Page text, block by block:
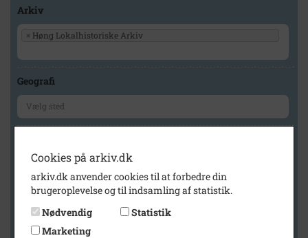
Arkiv
× Høng Lokalhistoriske Arkiv
Geografi
Vis kun med billeder
Vis kun med filmklip
Vis kun med kilder
Cookies på arkiv.dk
arkiv.dk anvender cookies til at forbedre din
brugeroplevelse og til indsamling af statistik.
Nødvendig
Statistik
Marketing